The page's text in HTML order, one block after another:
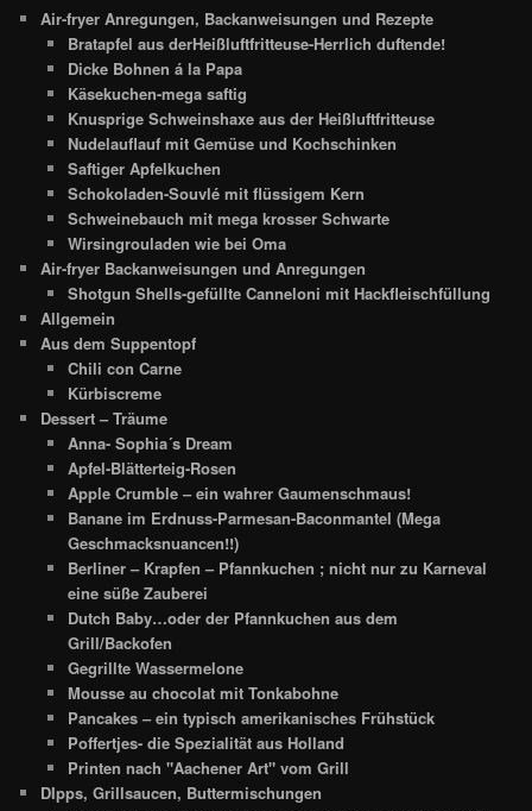
Air-fryer Anregungen, Backanweisungen und Rezepte
Bratapfel aus derHeißluftfritteuse-Herrlich duftende!
Dicke Bohnen á la Papa
Käsekuchen-mega saftig
Knusprige Schweinshaxe aus der Heißluftfritteuse
Nudelauflauf mit Gemüse und Kochschinken
Saftiger Apfelkuchen
Schokoladen-Souvlé mit flüssigem Kern
Schweinebauch mit mega krosser Schwarte
Wirsingrouladen wie bei Oma
Air-fryer Backanweisungen und Anregungen
Shotgun Shells-gefüllte Canneloni mit Hackfleischfüllung
Allgemein
Aus dem Suppentopf
Chili con Carne
Kürbiscreme
Dessert – Träume
Anna- Sophia´s Dream
Apfel-Blätterteig-Rosen
Apple Crumble – ein wahrer Gaumenschmaus!
Banane im Erdnuss-Parmesan-Baconmantel (Mega
Geschmacksnuancen!!)
Berliner – Krapfen – Pfannkuchen ; nicht nur zu Karneval
eine süße Zauberei
Dutch Baby…oder der Pfannkuchen aus dem
Grill/Backofen
Gegrillte Wassermelone
Mousse au chocolat mit Tonkabohne
Pancakes – ein typisch amerikanisches Frühstück
Poffertjes- die Spezialität aus Holland
Printen nach "Aachener Art" vom Grill
DIpps, Grillsaucen, Buttermischungen